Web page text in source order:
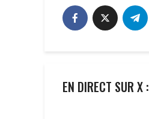
EN DIRECT SUR X :